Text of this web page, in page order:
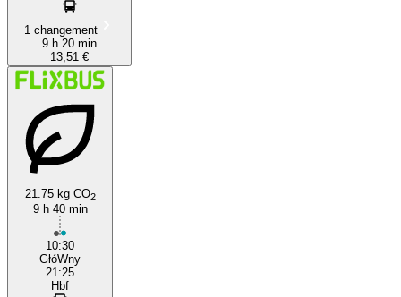
1 changement
9 h 20 min
13,51 €
21.75 kg CO2
9 h 40 min
10:30
GłóWny
21:25
Hbf